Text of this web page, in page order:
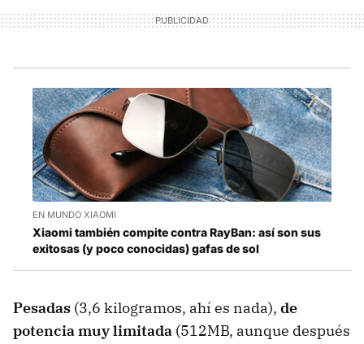
EN MUNDO XIAOMI
Xiaomi también compite contra RayBan: así son sus
exitosas (y poco conocidas) gafas de sol
Pesadas (3,6 kilogramos, ahí es nada), de
potencia muy limitada (512MB, aunque después